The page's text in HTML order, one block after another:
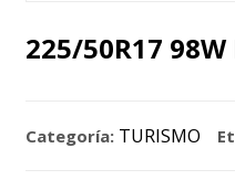
225/50R17 98W
Categoría: TURISMO